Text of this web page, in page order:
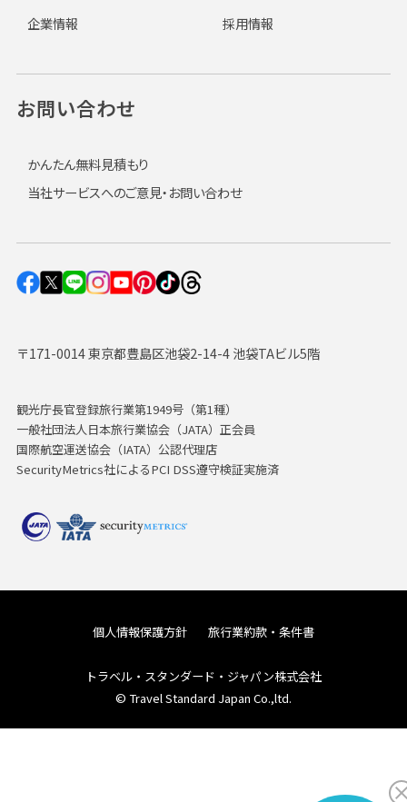
〒171-0014 東京都豊島区池袋2-14-4 池袋TAビル5階
観光庁長官登録旅行業第1949号（第1種）
一般社団法人日本旅行業協会（JATA）正会員
国際航空運送協会（IATA）公認代理店
SecurityMetrics社によるPCI DSS遵守検証実施済
企業情報 採用情報
お問い合わせ
かんたん無料見積もり
当社サービスへのご意見・お問い合わせ
個人情報保護方針 旅行業約款・条件書
トラベル・スタンダード・ジャパン株式会社
© Travel Standard Japan Co.,ltd.